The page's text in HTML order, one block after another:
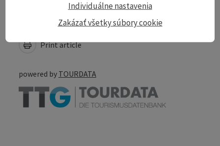
Create PDF
Print article
Nearby
powered by TOURDATA
Zakázať všetky súbory cookie
Individuálne nastavenia